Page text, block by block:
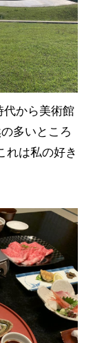
代から美術館
多いところ
れは私の好き